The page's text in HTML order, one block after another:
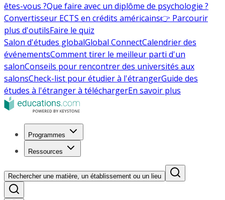
êtes-vous ?Que faire avec un diplôme de psychologie ?
Convertisseur ECTS en crédits américains👉 Parcourir
plus d'outilsFaire le quiz
Salon d'études globalGlobal ConnectCalendrier des
événementsComment tirer le meilleur parti d'un
salonConseils pour rencontrer des universités aux
salonsCheck-list pour étudier à l'étrangerGuide des
études à l'étranger à téléchargerEn savoir plus
Programmes
Ressources
Rechercher une matière, un établissement ou un lieu